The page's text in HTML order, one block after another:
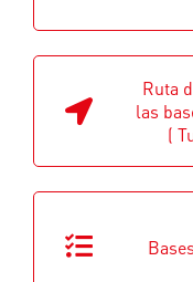
Ruta
las
(